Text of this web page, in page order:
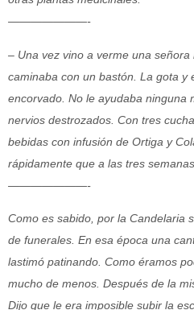
———————-
– Una vez vino a verme una
caminaba con un bastón. La gota y
encorvado. No le ayudaba ninguna
nervios destrozados. Con tres
bebidas con infusión de Ortiga y
rápidamente que a las tres
———————-
Como es sabido, por la Candelaria
de funerales. En esa época una
lastimó patinando. Como éramos
mucho de menos. Después de la
Dijo que le era imposible subir la